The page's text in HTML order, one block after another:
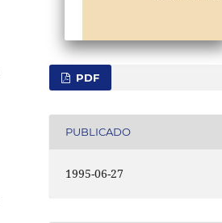
PDF
PUBLICADO
1995-06-27